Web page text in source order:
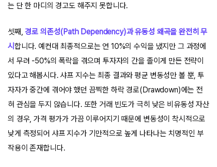
는 단 한 마디의 경고도 해주지 못합니다.
셋째,경로 의존성(Path Dependency)과 유동성 왜곡을 완전히 무
시 합니다. 예컨대 최종적으로는 연 10%의 수익을 냈지만 그 과정에
서 무려 -50%의 폭락을 겪으며 투자자의 간을 졸이게 만든 전략이
있다고 해봅시다. 샤프 지수는 최종 결과와 평균 변동성만 볼 뿐, 투
자자가 중간에 겪어야 했던 끔찍한 하락 경로(Drawdown)에는 전
혀 관심을 두지 않습니다. 또한 거래 빈도가 극히 낮은 비유동성 자산
의 경우, 가격 평가가 가끔 이루어지기 때문에 변동성이 착시적으로
낮게 측정되어 샤프 지수가 기만적으로 높게 나타나는 치명적인 부
작용이 존재합니다.